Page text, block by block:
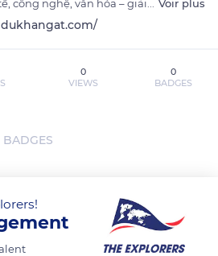
công nghệ, văn hóa – giải
Voir plus
0
VIEWS
0
BADGES
BADGES
has not posted any
yet